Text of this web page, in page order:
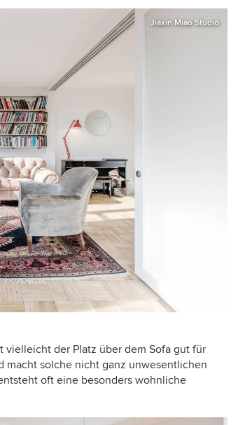
Jiaxin Miao Studio
vielleicht der Platz über dem Sofa gut für
macht solche nicht ganz unwesentlichen
oft eine besonders wohnliche